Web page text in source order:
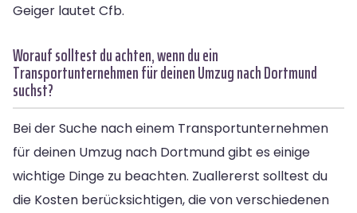
Geiger lautet Cfb.
Worauf solltest du achten, wenn du ein
Transportunternehmen für deinen Umzug nach Dortmund
suchst?
Bei der Suche nach einem Transportunternehmen
für deinen Umzug nach Dortmund gibt es einige
wichtige Dinge zu beachten. Zuallererst solltest du
die Kosten berücksichtigen, die von verschiedenen